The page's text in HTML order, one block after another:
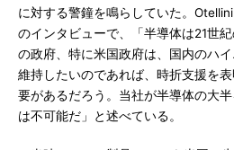
に対する警鐘を鳴らしていた。
のインタビューで、「半導体は21世
の政府、特に米国政府は、国内のハ
維持したいのであれば、時折支援を
要があるだろう。当社が半導体の大
は不可能だ」と述べている。